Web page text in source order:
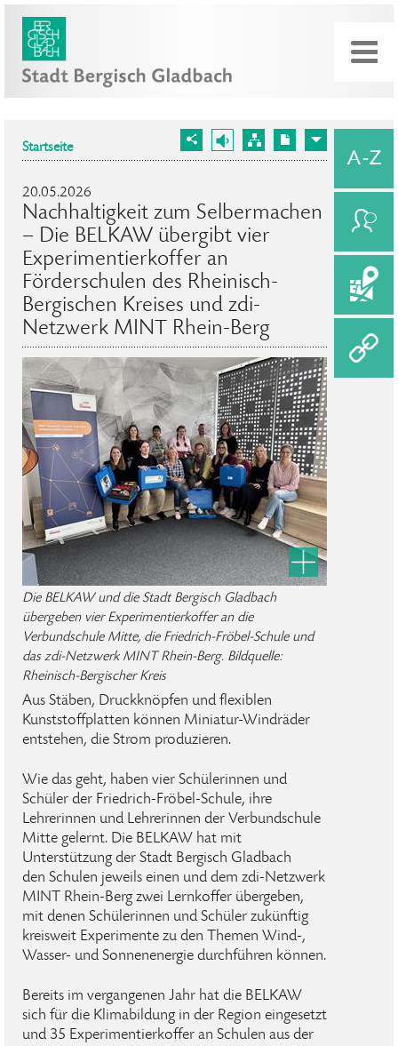
Startseite
20.05.2026
Nachhaltigkeit zum Selbermachen
– Die BELKAW übergibt vier
Experimentierkoffer an
Förderschulen des Rheinisch-
Bergischen Kreises und zdi-
Netzwerk MINT Rhein-Berg
Die BELKAW und die Stadt Bergisch Gladbach
übergeben vier Experimentierkoffer an die
Verbundschule Mitte, die Friedrich-Fröbel-Schule und
das zdi-Netzwerk MINT Rhein-Berg. Bildquelle:
Rheinisch-Bergischer Kreis
Aus Stäben, Druckknöpfen und flexiblen
Kunststoffplatten können Miniatur-Windräder
entstehen, die Strom produzieren.
Wie das geht, haben vier Schülerinnen und
Schüler der Friedrich-Fröbel-Schule, ihre
Lehrerinnen und Lehrerinnen der Verbundschule
Mitte gelernt. Die BELKAW hat mit
Unterstützung der Stadt Bergisch Gladbach
den Schulen jeweils einen und dem zdi-Netzwerk
MINT Rhein-Berg zwei Lernkoffer übergeben,
mit denen Schülerinnen und Schüler zukünftig
kreisweit Experimente zu den Themen Wind-,
Wasser- und Sonnenenergie durchführen können.
Bereits im vergangenen Jahr hat die BELKAW
sich für die Klimabildung in der Region eingesetzt
und 35 Experimentierkoffer an Schulen aus der